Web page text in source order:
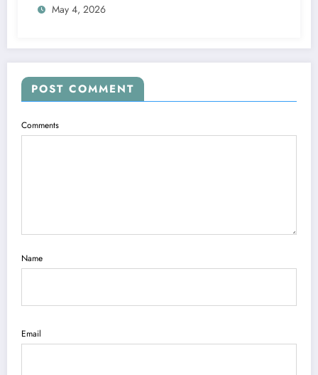
May 4, 2026
POST COMMENT
Comments
Name
Email